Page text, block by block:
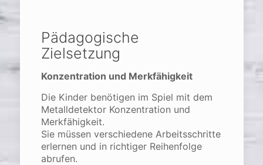
Pädagogische
Zielsetzung
Konzentration und Merkfähigkeit
Die Kinder benötigen im Spiel mit dem
Metalldetektor Konzentration und
Merkfähigkeit.
Sie müssen verschiedene Arbeitsschritte
erlernen und in richtiger Reihenfolge
abrufen.